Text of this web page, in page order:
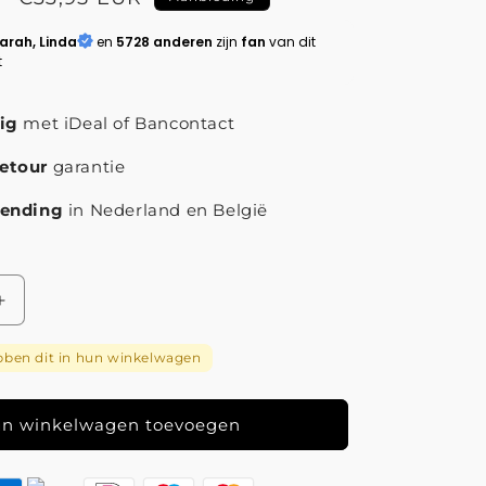
Linda en 5728 anderen zijn fan van dit
met iDeal of Bancontact
garantie
in Nederland en België
Aantal
dit in hun winkelwagen
winkelwagen toevoegen